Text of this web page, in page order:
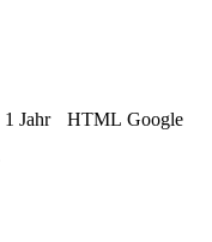
1 Jahr HTML Google